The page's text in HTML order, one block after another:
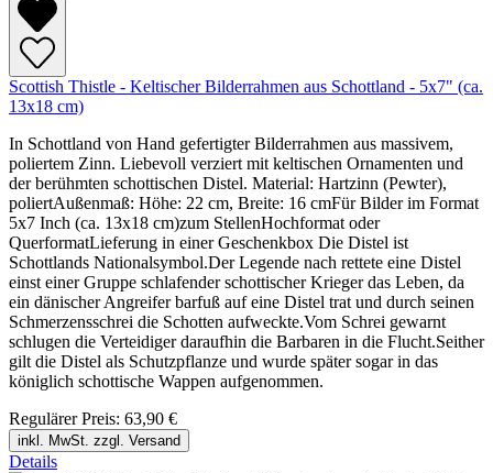
Scottish Thistle - Keltischer Bilderrahmen aus Schottland - 5x7" (ca.
13x18 cm)
In Schottland von Hand gefertigter Bilderrahmen aus massivem,
poliertem Zinn. Liebevoll verziert mit keltischen Ornamenten und
der berühmten schottischen Distel. Material: Hartzinn (Pewter),
poliertAußenmaß: Höhe: 22 cm, Breite: 16 cmFür Bilder im Format
5x7 Inch (ca. 13x18 cm)zum StellenHochformat oder
QuerformatLieferung in einer Geschenkbox Die Distel ist
Schottlands Nationalsymbol.Der Legende nach rettete eine Distel
einst einer Gruppe schlafender schottischer Krieger das Leben, da
ein dänischer Angreifer barfuß auf eine Distel trat und durch seinen
Schmerzensschrei die Schotten aufweckte.Vom Schrei gewarnt
schlugen die Verteidiger daraufhin die Barbaren in die Flucht.Seither
gilt die Distel als Schutzpflanze und wurde später sogar in das
königlich schottische Wappen aufgenommen.
Regulärer Preis: 63,90 €
inkl. MwSt. zzgl. Versand
Details